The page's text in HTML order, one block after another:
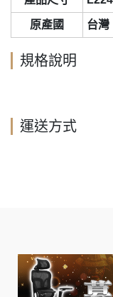
原產國 台灣
規格說明
運送方式